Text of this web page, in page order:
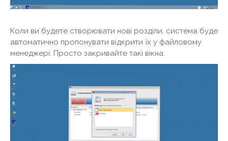
Коли ви будете створювати нові розділи, система буде
автоматично пропонувати відкрити їх у файловому
менеджері. Просто закривайте такі вікна: